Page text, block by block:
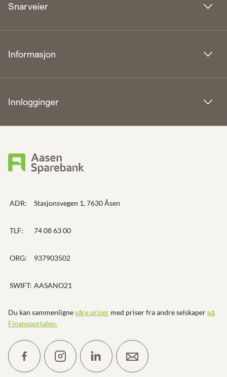
Snarveier
Informasjon
Innlogginger
ADR: Stasjonsvegen 1, 7630 Åsen
TLF: 74 08 63 00
ORG: 937903502
SWIFT: AASANO21
Du kan sammenlignevåre priser med priser fra andre selskaper på
Finansportalen.